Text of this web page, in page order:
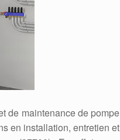
de maintenance de pompe
en installation, entretien et